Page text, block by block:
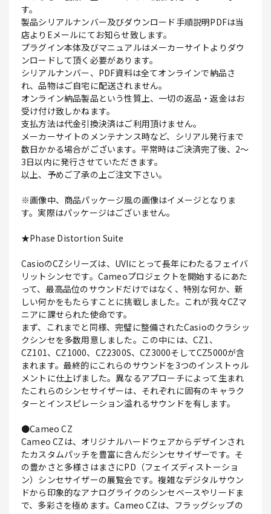
す。
製品シリアルナンバー及びダウンロード手順説明PDFは当
店よりEメールにてお知らせ致します。
プラグイン本体及びマニュアルはメーカーサイトよりダウ
ンロードして頂く必要があります。
シリアルナンバー、PDF資料は全てオンラインで納品さ
れ、品物はご自宅に配送されません。
オンライン納品製品という性質上、一切の返品・返金はお
受け付け致しかねます。
支払方法は代金引換決済はご利用頂けません。
メーカーサイトのメンテナンス時など、シリアル発行まで
数日かかる場合がございます。平常時はご決済完了後、2～
3日以内に発行させていただきます。
以上、予めご了承の上ご注文下さい。
※画像中、商品パッケージ風の画像はイメージとなりま
す。実際はパッケージはございません。
★Phase Distortion Suite
CasioのCZシリーズは、UVIにとって長年にわたるフェイバ
リットシンセです。Cameoプロジェクトを開始するにあた
って、最高品位のサウンドだけではなく、特別な何か、新
しい何かをもたらすことに挑戦しました。これが我々CZマ
ニアに課せられた使命です。
まず、これまでと同様、完璧に整備されたCasioのクラシッ
クシンセを多数用意しました。この中には、CZ1、
CZ101、CZ1000、CZ2300S、CZ3000そしてCZ5000が含
まれます。最終的にこれらのサウンドを3つのインストゥル
メントに仕上げました。異なるアプローチによって生まれ
たこれらのシンセサイザーは、それぞれに固有のキャラク
ターとインスピレーション溢れるサウンドを有します。
●Cameo CZ
Cameo CZは、オリジナルハードウェアからデザインされ
たカスタムパッチを豊富に含んだシンセサイザーです。そ
の豊かさと多様さはまさにPD（フェイズディストーショ
ン）シンセサイザーの展覧会です。複雑なデジタルサウン
ドから印象的なアナログライクのシンセベースやリードま
で、多彩さを極めます。Cameo CZは、フラッグシップの